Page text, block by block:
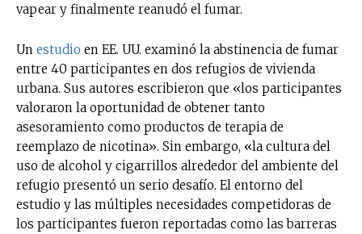
vapear y finalmente reanudó el fumar.
Un estudio en EE. UU. examinó la abstinencia de fumar
entre 40 participantes en dos refugios de vivienda
urbana. Sus autores escribieron que «los participantes
valoraron la oportunidad de obtener tanto
asesoramiento como productos de terapia de
reemplazo de nicotina». Sin embargo, «la cultura del
uso de alcohol y cigarrillos alrededor del ambiente del
refugio presentó un serio desafío. El entorno del
estudio y las múltiples necesidades competidoras de
los participantes fueron reportadas como las barreras